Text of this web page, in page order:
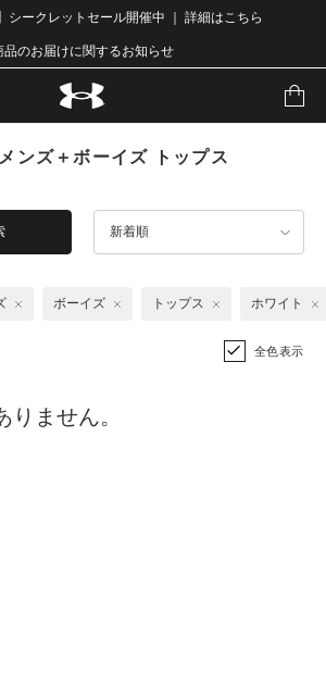
シークレットセール開催中 ｜ 詳細はこちら
品のお届けに関するお知らせ
ンズ＋ボーイズ トップス
新着順
ボーイズ トップス ホワイト
全色表示
ません。